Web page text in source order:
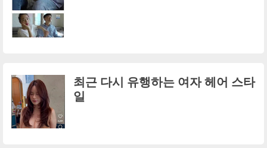
최근 다시 유행하는 여자 헤어 스타
일